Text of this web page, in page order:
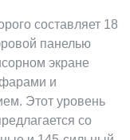
составляет 18
панелью
экране
и
Этот уровень
со